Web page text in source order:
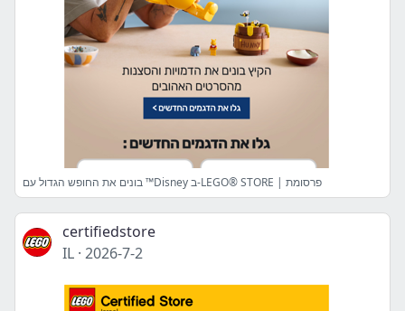
בונים את החופש הגדול עם ™Disney ב-LEGO® STORE | פרסומת
certifiedstore
IL · 2026-7-2